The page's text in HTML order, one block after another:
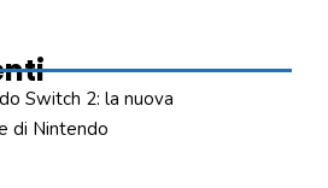
Switch 2: la nuova
di Nintendo